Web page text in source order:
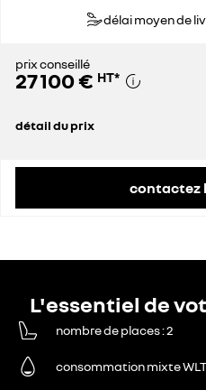
délai moyen de
prix conseillé
27 100 € HT*
détail du prix
contactez
L'essentiel de
nombre de places 2
consommation mixte